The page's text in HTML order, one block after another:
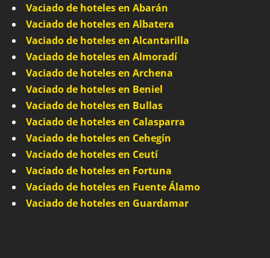
Vaciado de hoteles en Abarán
Vaciado de hoteles en Albatera
Vaciado de hoteles en Alcantarilla
Vaciado de hoteles en Almoradí
Vaciado de hoteles en Archena
Vaciado de hoteles en Beniel
Vaciado de hoteles en Bullas
Vaciado de hoteles en Calasparra
Vaciado de hoteles en Cehegín
Vaciado de hoteles en Ceutí
Vaciado de hoteles en Fortuna
Vaciado de hoteles en Fuente Álamo
Vaciado de hoteles en Guardamar